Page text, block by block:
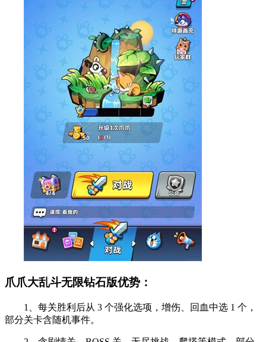
爪爪大乱斗无限钻石版优势：
1、每关胜利后从 3 个强化选项，增伤、回血中选 1 个，
部分关卡含随机事件。